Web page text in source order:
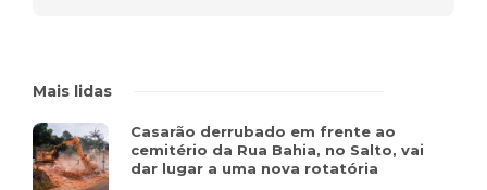
Mais lidas
Casarão derrubado em frente ao
cemitério da Rua Bahia, no Salto, vai
dar lugar a uma nova rotatória